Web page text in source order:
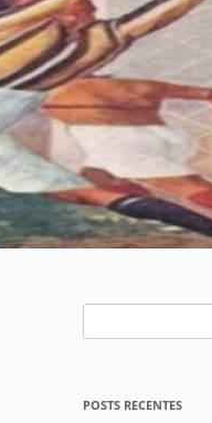
por:
POSTS RECENTES